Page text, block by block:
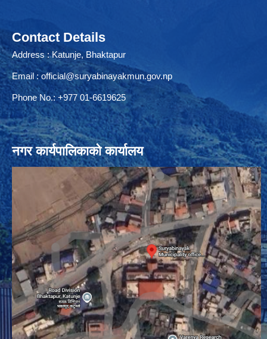
Contact Details
Address : Katunje, Bhaktapur
Email :official@suryabinayakmun.gov.np
Phone No.: +977 01-6619625
नगर कार्यपालिकाको कार्यालय